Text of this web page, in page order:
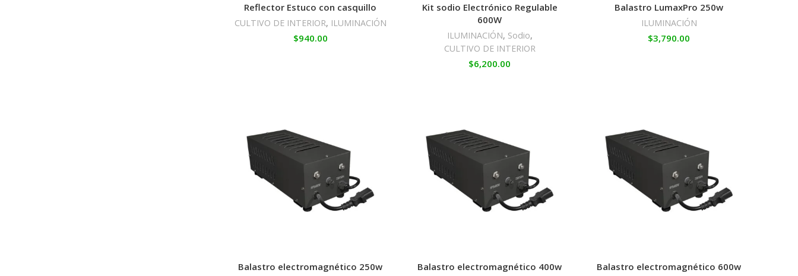
Reflector Estuco con casquillo
CULTIVO DE INTERIOR, ILUMINACIÓN
$940.00
Kit sodio Electrónico Regulable
600W
ILUMINACIÓN, Sodio,
CULTIVO DE INTERIOR
$6,200.00
Balastro LumaxPro 250w
ILUMINACIÓN
$3,790.00
Balastro electromagnético 250w Balastro electromagnético 400w Balastro electromagnético 600w